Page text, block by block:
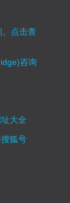
点击查
咨询
大全
狐号